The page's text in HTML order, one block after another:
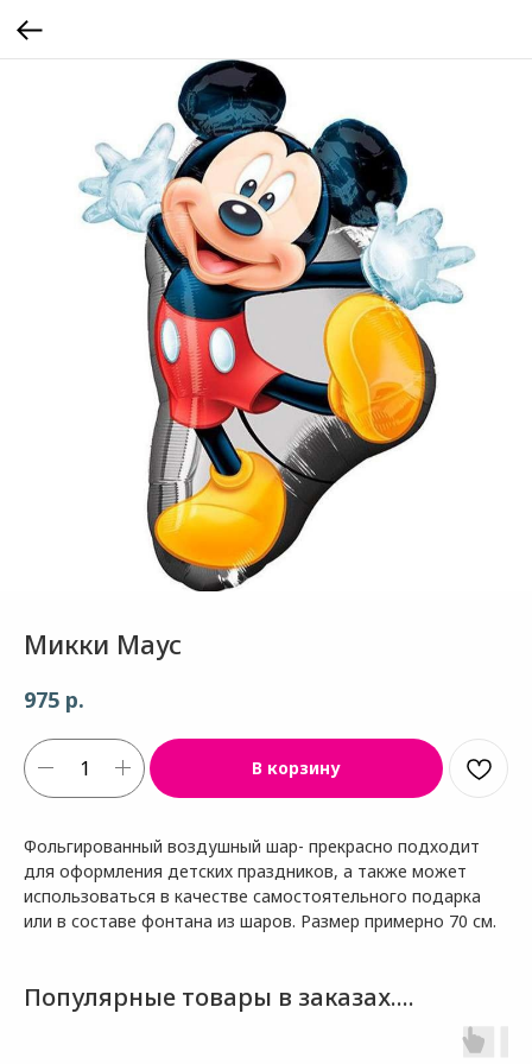
Микки Маус
975 р.
В корзину
Фольгированный воздушный шар- прекрасно подходит
для оформления детских праздников, а также может
использоваться в качестве самостоятельного подарка
или в составе фонтана из шаров. Размер примерно 70 см.
Популярные товары в заказах....